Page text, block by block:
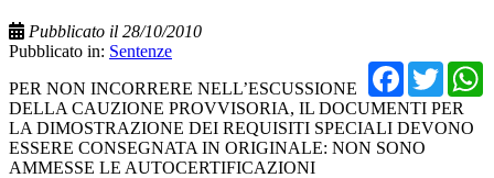
Pubblicato il 28/10/2010
Pubblicato in: Sentenze
PER NON INCORRERE NELL’ESCUSSIONE
DELLA CAUZIONE PROVVISORIA, IL DOCUMENTI PER
LA DIMOSTRAZIONE DEI REQUISITI SPECIALI DEVONO
ESSERE CONSEGNATA IN ORIGINALE: NON SONO
AMMESSE LE AUTOCERTIFICAZIONI